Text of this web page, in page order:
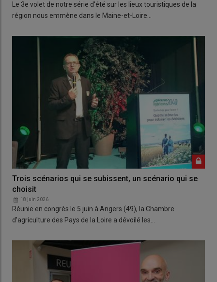
Le 3e volet de notre série d'été sur les lieux touristiques de la
région nous emmène dans le Maine-et-Loire…
Trois scénarios qui se subissent, un scénario qui se
choisit
18 juin 2026
Réunie en congrès le 5 juin à Angers (49), la Chambre
d'agriculture des Pays de la Loire a dévoilé les…